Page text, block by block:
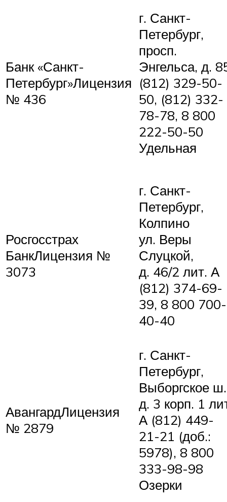
Банк «Санкт-
Петербург»Лицензия
№ 436
г. Санкт-
Петербург,
просп.
Энгельса, д.
(812) 329-50-
50, (812) 332-
78-78, 8 800
222-50-50
Удельная
Росгосстрах
БанкЛицензия №
3073
г. Санкт-
Петербург,
Колпино
ул. Веры
Слуцкой,
д. 46/2 лит. А
(812) 374-69-
39, 8 800 700-
40-40
АвангардЛицензия
№ 2879
г. Санкт-
Петербург,
Выборгское
д. 3 корп. 1
А (812) 449-
21-21 (доб.:
5978), 8 800
333-98-98
Озерки